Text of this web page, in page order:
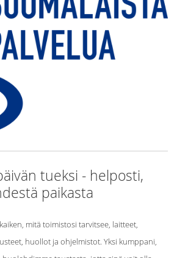
tueksi - helposti,
paikasta
mitä toimistosi tarvitsee, laitteet,
huollot ja ohjelmistot. Yksi kumppani,